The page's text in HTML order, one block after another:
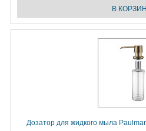
Дозатор для жидкого мыла